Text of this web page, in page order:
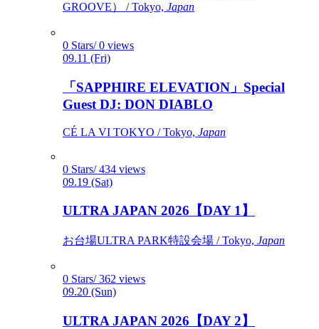
GROOVE） / Tokyo, Japan
0 Stars/ 0 views
09.11 (Fri)
「SAPPHIRE ELEVATION」Special
Guest DJ: DON DIABLO
CÉ LA VI TOKYO / Tokyo, Japan
0 Stars/ 434 views
09.19 (Sat)
ULTRA JAPAN 2026【DAY 1】
お台場ULTRA PARK特設会場 / Tokyo, Japan
0 Stars/ 362 views
09.20 (Sun)
ULTRA JAPAN 2026【DAY 2】